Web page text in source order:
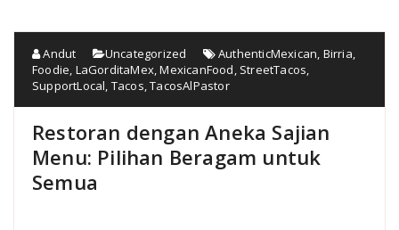
Andut Uncategorized AuthenticMexican Birria
Foodie LaGorditaMex ,MexicanFood StreetTacos
SupportLocal Tacos ,TacosAlPastor
Restoran dengan Aneka Sajian
Menu: Pilihan Beragam untuk
Semua